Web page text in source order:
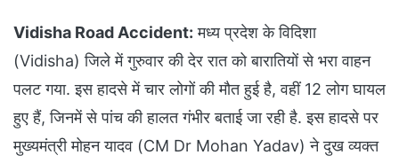
Vidisha Road Accident: मध्य प्रदेश के विदिशा
(Vidisha) जिले में गुरुवार की देर रात को बारातियों से भरा वाहन
पलट गया. इस हादसे में चार लोगों की मौत हुई है, वहीं 12 लोग घायल
हुए हैं, जिनमें से पांच की हालत गंभीर बताई जा रही है. इस हादसे पर
मुख्यमंत्री मोहन यादव (CM Dr Mohan Yadav) ने दुख व्यक्त